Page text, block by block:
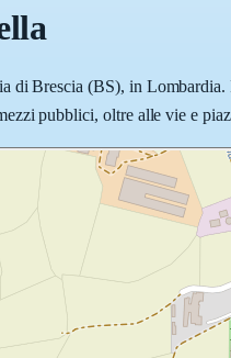
di Brescia (BS), in
pubblici, oltre alle vie e